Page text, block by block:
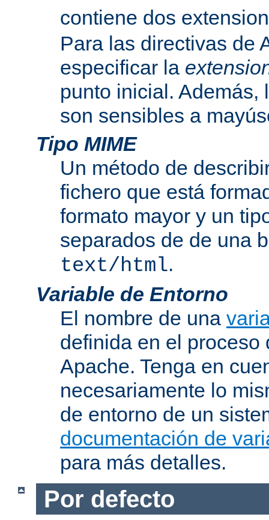
contiene dos
Para las directivas de
especificar la
punto inicial. Además,
son sensibles a
Tipo MIME
Un método de
fichero que está
formato mayor y un
separados de de una
text/html.
Variable de Entorno
El nombre de una
definida en el proceso
Apache. Tenga en
necesariamente lo
de entorno de un
documentación de
para más detalles.
Por defecto